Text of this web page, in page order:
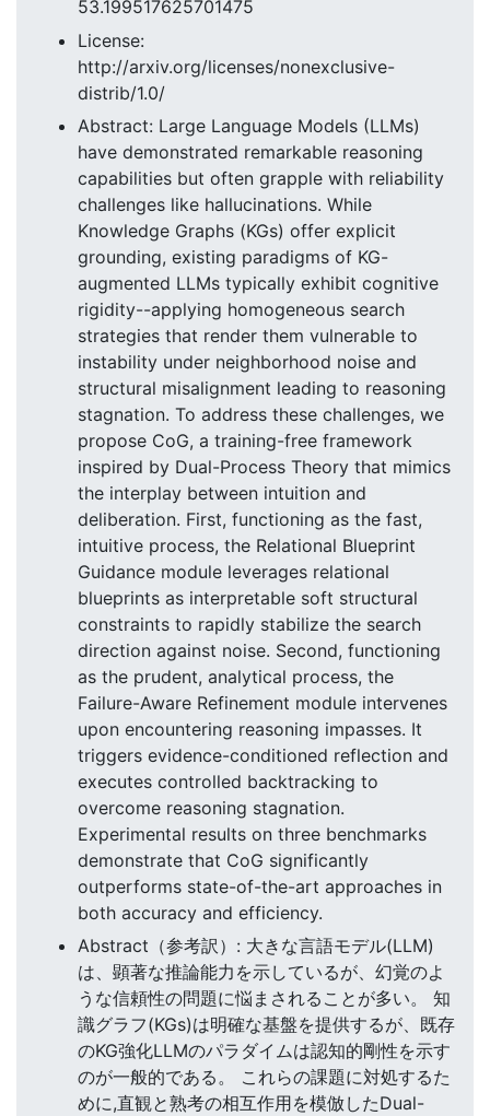
53.199517625701475
License:
http://arxiv.org/licenses/nonexclusive-
distrib/1.0/
Abstract: Large Language Models (LLMs)
have demonstrated remarkable reasoning
capabilities but often grapple with reliability
challenges like hallucinations. While
Knowledge Graphs (KGs) offer explicit
grounding, existing paradigms of KG-
augmented LLMs typically exhibit cognitive
rigidity--applying homogeneous search
strategies that render them vulnerable to
instability under neighborhood noise and
structural misalignment leading to reasoning
stagnation. To address these challenges, we
propose CoG, a training-free framework
inspired by Dual-Process Theory that mimics
the interplay between intuition and
deliberation. First, functioning as the fast,
intuitive process, the Relational Blueprint
Guidance module leverages relational
blueprints as interpretable soft structural
constraints to rapidly stabilize the search
direction against noise. Second, functioning
as the prudent, analytical process, the
Failure-Aware Refinement module intervenes
upon encountering reasoning impasses. It
triggers evidence-conditioned reflection and
executes controlled backtracking to
overcome reasoning stagnation.
Experimental results on three benchmarks
demonstrate that CoG significantly
outperforms state-of-the-art approaches in
both accuracy and efficiency.
Abstract（参考訳）: 大きな言語モデル(LLM)
は、顕著な推論能力を示しているが、幻覚のよ
うな信頼性の問題に悩まされることが多い。 知
識グラフ(KGs)は明確な基盤を提供するが、既存
のKG強化LLMのパラダイムは認知的剛性を示す
のが一般的である。 これらの課題に対処するた
めに,直観と熟考の相互作用を模倣したDual-